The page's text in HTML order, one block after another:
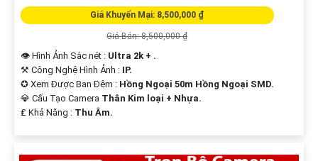
Giá Khuyến Mại: 8,500,000 ₫
Giá Bán: 8,500,000 ₫
👁 Hình Ảnh Sắc nét : Ultra 2k + .
⚒ Công Nghệ Hình Ảnh : IP.
✪ Xem Được Ban Đêm : Hồng Ngoại 50m Hồng Ngoại SMD.
💎 Cấu Tạo Camera Thân Kim loại + Nhựa.
️₤ Khả Năng : Thu Âm.